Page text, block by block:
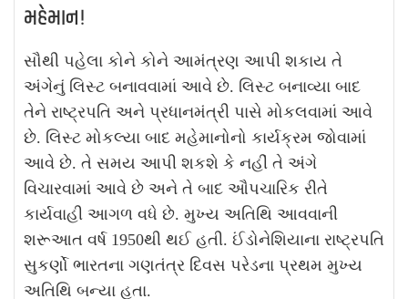
મહેમાન!
સૌથી પહેલા કોને કોને આમંત્રણ આપી શકાય તે
અંગેનું લિસ્ટ બનાવવામાં આવે છે. લિસ્ટ બનાવ્યા બાદ
તેને રાષ્ટ્રપતિ અને પ્રધાનમંત્રી પાસે મોકલવામાં આવે
છે. લિસ્ટ મોકલ્યા બાદ મહેમાનોનો કાર્યક્રમ જોવામાં
આવે છે. તે સમય આપી શકશે કે નહીં તે અંગે
વિચારવામાં આવે છે અને તે બાદ ઔપચારિક રીતે
કાર્યવાહી આગળ વધે છે. મુખ્ય અતિથિ આવવાની
શરૂઆત વર્ષ 1950થી થઈ હતી. ઈંડોનેશિયાના રાષ્ટ્રપતિ
સુકર્ણો ભારતના ગણતંત્ર દિવસ પરેડના પ્રથમ મુખ્ય
અતિથિ બન્યા હતા.